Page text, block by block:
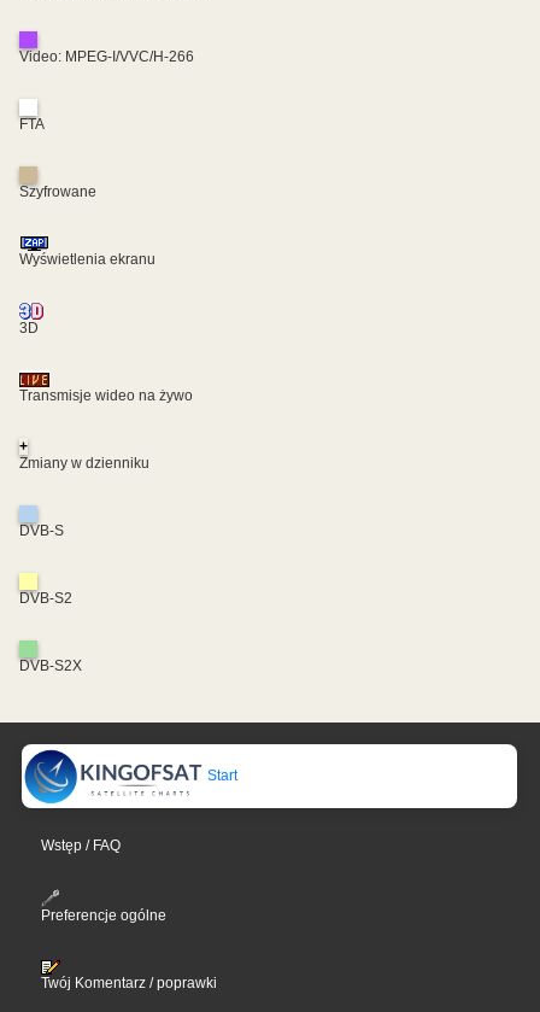
Video: MPEG-I/VVC/H-266
FTA
Szyfrowane
Wyświetlenia ekranu
3D
Transmisje wideo na żywo
+
Zmiany w dzienniku
DVB-S
DVB-S2
DVB-S2X
Start
Wstęp / FAQ
Preferencje ogólne
Twój Komentarz / poprawki